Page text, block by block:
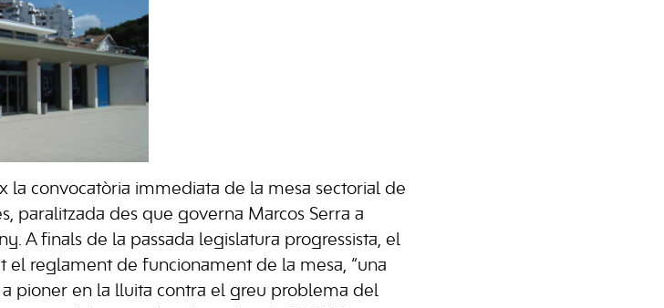
​​la convocatòria immediata de la mesa sectorial de
paralitzada des que governa Marcos Serra a
A finals de la passada legislatura progressista, el
reglament de funcionament de la mesa, “una
a pioner en la lluita contra el greu problema del